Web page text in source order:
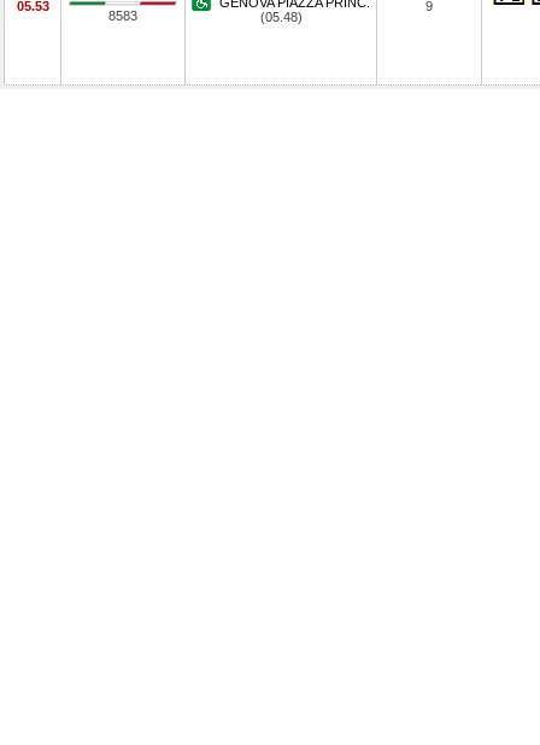
05.53
8583
(05.48)
9